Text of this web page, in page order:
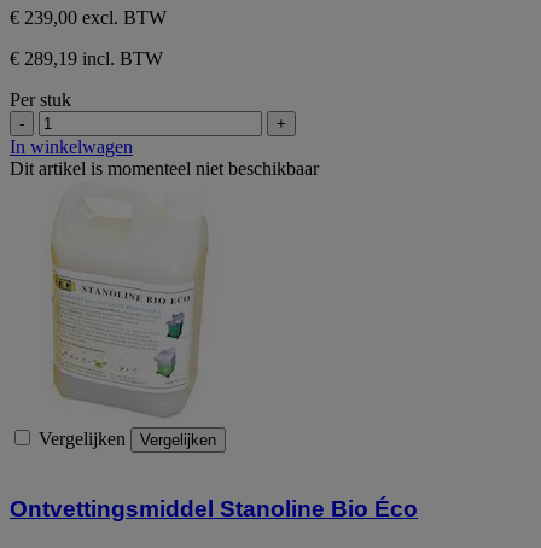
€ 239,00 excl. BTW
€ 289,19 incl. BTW
Per stuk
- +
In winkelwagen
Dit artikel is momenteel niet beschikbaar
Vergelijken Vergelijken
Ontvettingsmiddel Stanoline Bio Éco